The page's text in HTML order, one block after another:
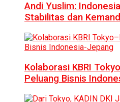
Andi Yuslim:
Stabilitas dan
Kolaborasi KBRI
Peluang Bisnis